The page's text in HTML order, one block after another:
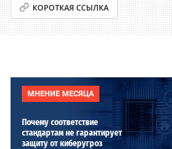
КОРОТКАЯ ССЫЛКА
МНЕНИЕ МЕСЯЦА
Почему соответствие
стандартам не гарантирует
защиту от киберугроз